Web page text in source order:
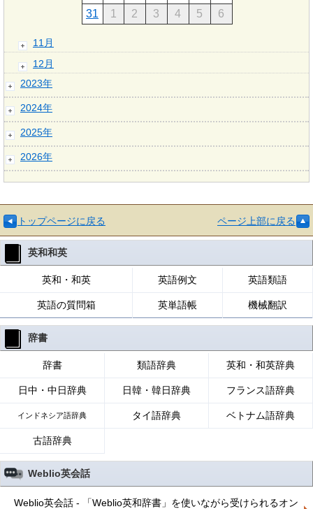
31
1 2 3 4 5 6
11月
12月
2023年
2024年
2025年
2026年
トップページに戻る ページ上部に戻る
英和和英
英和・和英 英語例文 英語類語
英語の質問箱 英単語帳 機械翻訳
辞書
辞書 類語辞典 英和・和英辞典
日中・中日辞典 日韓・韓日辞典 フランス語辞典
インドネシア語辞典 タイ語辞典 ベトナム語辞典
古語辞典
Weblio英会話
Weblio英会話 - 「Weblio英和辞書」を使いながら受けられるオン